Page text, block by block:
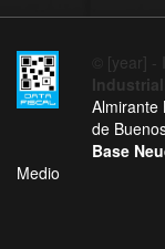
© [year]
Almirante
de
Base
Medio